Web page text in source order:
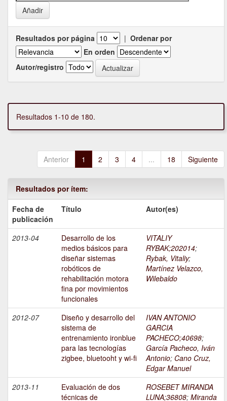
Resultados por página | Ordenar por
En orden
Autor/registro
Resultados 1-10 de 180.
Anterior 1 2 3 4 ... 18 Siguiente
Resultados por ítem:
Fecha de
publicación
Título Autor(es)
2013-04
Desarrollo de los
medios básicos para
diseñar sistemas
robóticos de
rehabilitación motora
fina por movimientos
funcionales
VITALIY
RYBAK;202014;
Rybak, Vitaliy;
Martínez Velazco,
Wilebaldo
2012-07
Diseño y desarrollo del
sistema de
entrenamiento ironblue
para las tecnologías
zigbee, bluetooht y wi-fi
IVAN ANTONIO
GARCIA
PACHECO;40698;
García Pacheco, Iván
Antonio; Cano Cruz,
Edgar Manuel
2013-11
Evaluación de dos
técnicas de
ROSEBET MIRANDA
LUNA;36808; Miranda